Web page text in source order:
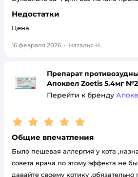
Недостатки
Цена
16 февраля 2026 · Наталья Н.
Препарат
Апоквел Zoetis 5.4мг
Перейти к бренду
Рейтинг:5
Общие впечатления
Было пешевая аллергия у кота
совета врача по этому эффекта не
давайте своему котику ,обязательно